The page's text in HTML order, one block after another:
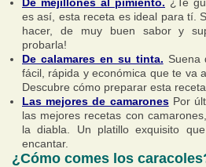
es así, esta receta es ideal para tí.
hacer, de muy buen sabor y
probarla!
De calamares en su tinta. Suena
fácil, rápida y económica que te va
Descubre cómo preparar esta
Las mejores de camaronesPor
las mejores recetas con
la diabla. Un platillo exquisito
encantar.
¿Cómo comes los